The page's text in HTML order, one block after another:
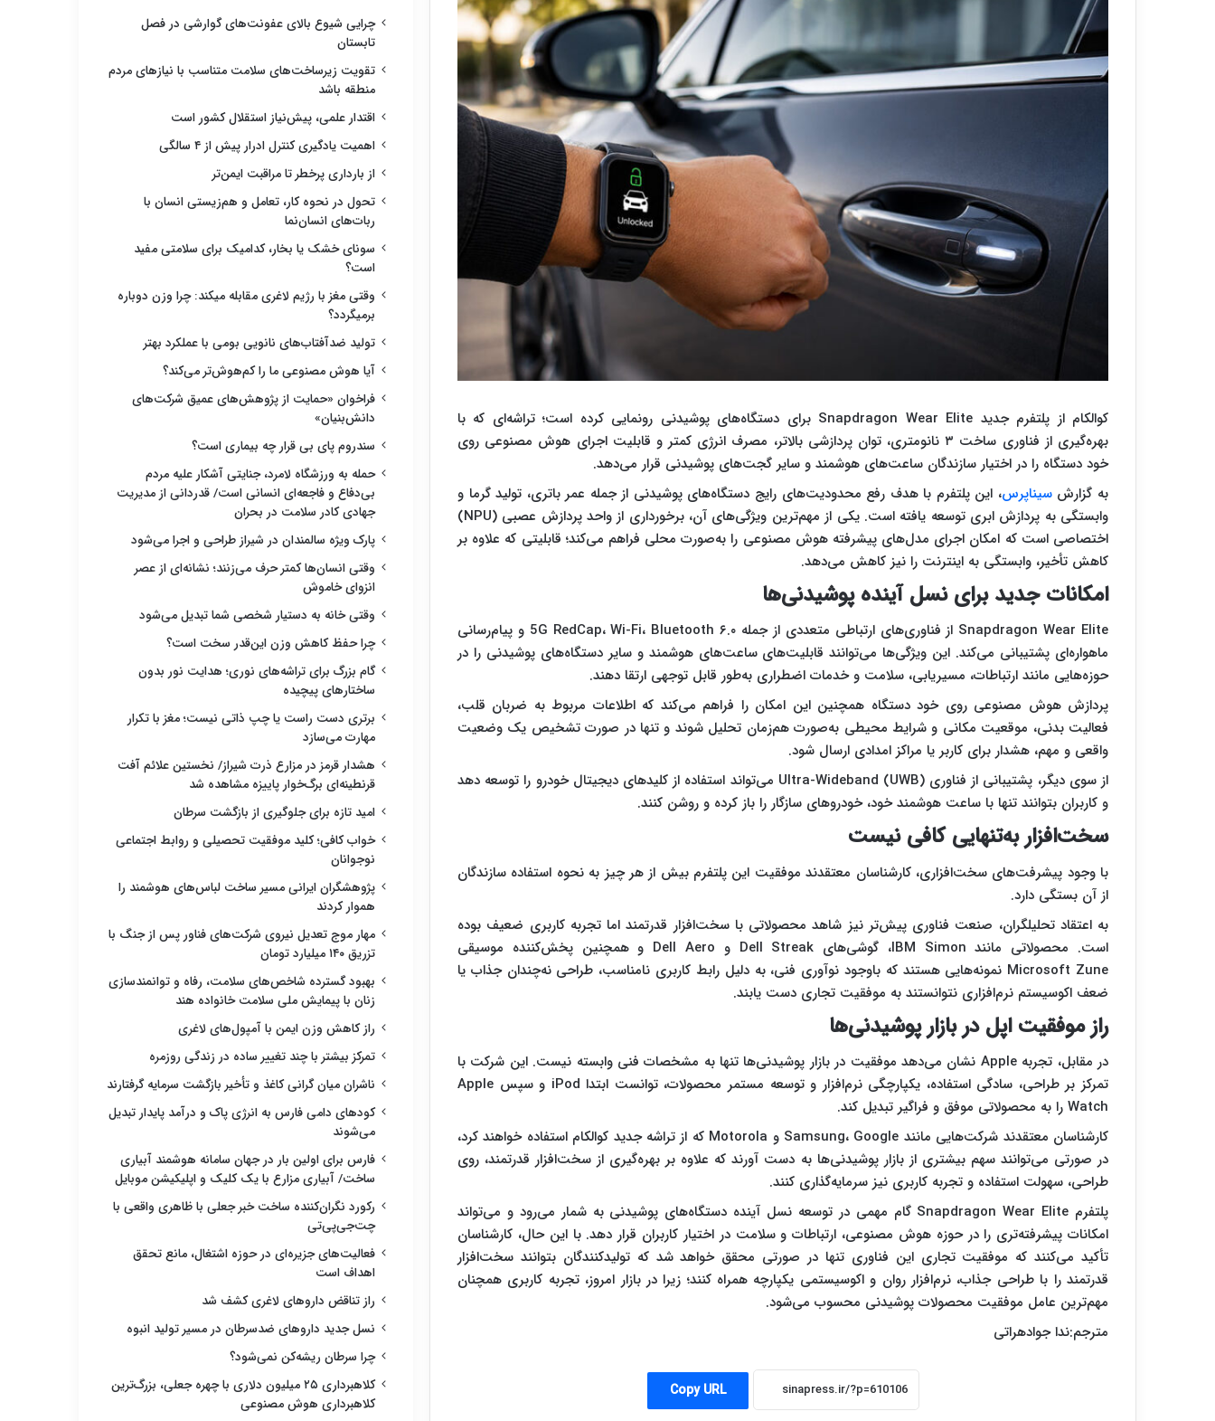
کوالکام از پلتفرم جدید Snapdragon Wear Elite برای دستگاه‌های پوشیدنی رونمایی کرده است؛ تراشه‌ای که با
بهره‌گیری از فناوری ساخت ۳ نانومتری، توان پردازشی بالاتر، مصرف انرژی کمتر و قابلیت اجرای هوش مصنوعی روی
خود دستگاه را در اختیار سازندگان ساعت‌های هوشمند و سایر گجت‌های پوشیدنی قرار می‌دهد.
به گزارشسیناپرس، این پلتفرم با هدف رفع محدودیت‌های رایج دستگاه‌های پوشیدنی از جمله عمر باتری، تولید گرما و
وابستگی به پردازش ابری توسعه یافته است. یکی از مهم‌ترین ویژگی‌های آن، برخورداری از واحد پردازش عصبی (NPU)
اختصاصی است که امکان اجرای مدل‌های پیشرفته هوش مصنوعی را به‌صورت محلی فراهم می‌کند؛ قابلیتی که علاوه بر
کاهش تأخیر، وابستگی به اینترنت را نیز کاهش می‌دهد.
امکانات جدید برای نسل آینده پوشیدنی‌ها
Snapdragon Wear Elite از فناوری‌های ارتباطی متعددی از جمله 5G RedCap، Wi-Fi، Bluetooth ۶.۰ و پیام‌رسانی
ماهواره‌ای پشتیبانی می‌کند. این ویژگی‌ها می‌توانند قابلیت‌های ساعت‌های هوشمند و سایر دستگاه‌های پوشیدنی را در
حوزه‌هایی مانند ارتباطات، مسیریابی، سلامت و خدمات اضطراری به‌طور قابل توجهی ارتقا دهند.
پردازش هوش مصنوعی روی خود دستگاه همچنین این امکان را فراهم می‌کند که اطلاعات مربوط به ضربان قلب،
فعالیت بدنی، موقعیت مکانی و شرایط محیطی به‌صورت هم‌زمان تحلیل شوند و تنها در صورت تشخیص یک وضعیت
واقعی و مهم، هشدار برای کاربر یا مراکز امدادی ارسال شود.
از سوی دیگر، پشتیبانی از فناوری Ultra-Wideband (UWB) می‌تواند استفاده از کلیدهای دیجیتال خودرو را توسعه دهد
و کاربران بتوانند تنها با ساعت هوشمند خود، خودروهای سازگار را باز کرده و روشن کنند.
سخت‌افزار به‌تنهایی کافی نیست
با وجود پیشرفت‌های سخت‌افزاری، کارشناسان معتقدند موفقیت این پلتفرم بیش از هر چیز به نحوه استفاده سازندگان
از آن بستگی دارد.
به اعتقاد تحلیلگران، صنعت فناوری پیش‌تر نیز شاهد محصولاتی با سخت‌افزار قدرتمند اما تجربه کاربری ضعیف بوده
است. محصولاتی مانند IBM Simon، گوشی‌های Dell Streak و Dell Aero و همچنین پخش‌کننده موسیقی
Microsoft Zune نمونه‌هایی هستند که باوجود نوآوری فنی، به دلیل رابط کاربری نامناسب، طراحی نه‌چندان جذاب یا
ضعف اکوسیستم نرم‌افزاری نتوانستند به موفقیت تجاری دست یابند.
راز موفقیت اپل در بازار پوشیدنی‌ها
در مقابل، تجربه Apple نشان می‌دهد موفقیت در بازار پوشیدنی‌ها تنها به مشخصات فنی وابسته نیست. این شرکت با
تمرکز بر طراحی، سادگی استفاده، یکپارچگی نرم‌افزار و توسعه مستمر محصولات، توانست ابتدا iPod و سپس Apple
Watch را به محصولاتی موفق و فراگیر تبدیل کند.
کارشناسان معتقدند شرکت‌هایی مانند Samsung، Google و Motorola که از تراشه جدید کوالکام استفاده خواهند کرد،
در صورتی می‌توانند سهم بیشتری از بازار پوشیدنی‌ها به دست آورند که علاوه بر بهره‌گیری از سخت‌افزار قدرتمند، روی
طراحی، سهولت استفاده و تجربه کاربری نیز سرمایه‌گذاری کنند.
پلتفرم Snapdragon Wear Elite گام مهمی در توسعه نسل آینده دستگاه‌های پوشیدنی به شمار می‌رود و می‌تواند
امکانات پیشرفته‌تری را در حوزه هوش مصنوعی، ارتباطات و سلامت در اختیار کاربران قرار دهد. با این حال، کارشناسان
تأکید می‌کنند که موفقیت تجاری این فناوری تنها در صورتی محقق خواهد شد که تولیدکنندگان بتوانند سخت‌افزار
قدرتمند را با طراحی جذاب، نرم‌افزار روان و اکوسیستمی یکپارچه همراه کنند؛ زیرا در بازار امروز، تجربه کاربری همچنان
مهم‌ترین عامل موفقیت محصولات پوشیدنی محسوب می‌شود.
مترجم:ندا جوادهراتی
Copy URL
چرایی شیوع بالای عفونت‌های گوارشی در فصل
تابستان
تقویت زیرساخت‌های سلامت متناسب با نیازهای مردم
منطقه باشد
اقتدار علمی، پیش‌نیاز استقلال کشور است
اهمیت یادگیری کنترل ادرار پیش از ۴ سالگی
از بارداری پرخطر تا مراقبت ایمن‌تر
تحول در نحوه کار، تعامل و هم‌زیستی انسان با
ربات‌های انسان‌نما
سونای خشک یا بخار، کدامیک برای سلامتی مفید
است؟
وقتی مغز با رژیم لاغری مقابله میکند: چرا وزن دوباره
برمیگردد؟
تولید ضدآفتاب‌های نانویی بومی با عملکرد بهتر
آیا هوش مصنوعی ما را کم‌هوش‌تر می‌کند؟
فراخوان «حمایت از پژوهش‌های عمیق شرکت‌های
دانش‌بنیان»
سندروم پای بی قرار چه بیماری است؟
حمله به ورزشگاه لامرد، جنایتی آشکار علیه مردم
بی‌دفاع و فاجعه‌ای انسانی است/ قدردانی از مدیریت
جهادی کادر سلامت در بحران
پارک ویژه سالمندان در شیراز طراحی و اجرا می‌شود
وقتی انسان‌ها کمتر حرف می‌زنند؛ نشانه‌ای از عصر
انزوای خاموش
وقتی خانه به دستیار شخصی شما تبدیل می‌شود
چرا حفظ کاهش وزن این‌قدر سخت است؟
گام بزرگ برای تراشه‌های نوری؛ هدایت نور بدون
ساختارهای پیچیده
برتری دست راست یا چپ ذاتی نیست؛ مغز با تکرار
مهارت می‌سازد
هشدار قرمز در مزارع ذرت شیراز/ نخستین علائم آفت
قرنطینه‌ای برگ‌خوار پاییزه مشاهده شد
امید تازه برای جلوگیری از بازگشت سرطان
خواب کافی؛ کلید موفقیت تحصیلی و روابط اجتماعی
نوجوانان
پژوهشگران ایرانی مسیر ساخت لباس‌های هوشمند را
هموار کردند
مهار موج تعدیل نیروی شرکت‌های فناور پس از جنگ با
تزریق ۱۴۰ میلیارد تومان
بهبود گسترده شاخص‌های سلامت، رفاه و توانمندسازی
زنان با پیمایش ملی سلامت خانواده هند
راز کاهش وزن ایمن با آمپول‌های لاغری
تمرکز بیشتر با چند تغییر ساده در زندگی روزمره
ناشران میان گرانی کاغذ و تأخیر بازگشت سرمایه گرفتارند
کودهای دامی فارس به انرژی پاک و درآمد پایدار تبدیل
می‌شوند
فارس برای اولین بار در جهان سامانه هوشمند آبیاری
ساخت/ آبیاری مزارع با یک کلیک و اپلیکیشن موبایل
رکورد نگران‌کننده ساخت خبر جعلی با ظاهری واقعی با
چت‌جی‌پی‌تی
فعالیت‌های جزیره‌ای در حوزه اشتغال، مانع تحقق
اهداف است
راز تناقض داروهای لاغری کشف شد
نسل جدید داروهای ضدسرطان در مسیر تولید انبوه
چرا سرطان ریشه‌کن نمی‌شود؟
کلاهبرداری ۲۵ میلیون دلاری با چهره جعلی، بزرگ‌ترین
کلاهبرداری هوش مصنوعی